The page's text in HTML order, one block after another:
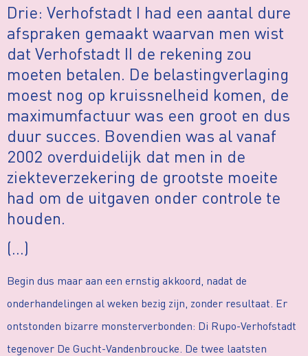
Drie: Verhofstadt I had een aantal dure
afspraken gemaakt waarvan men wist
dat Verhofstadt II de rekening zou
moeten betalen. De belastingverlaging
moest nog op kruissnelheid komen, de
maximumfactuur was een groot en dus
duur succes. Bovendien was al vanaf
2002 overduidelijk dat men in de
ziekteverzekering de grootste moeite
had om de uitgaven onder controle te
houden.
(…)
Begin dus maar aan een ernstig akkoord, nadat de
onderhandelingen al weken bezig zijn, zonder resultaat. Er
ontstonden bizarre monsterverbonden: Di Rupo-Verhofstadt
tegenover De Gucht-Vandenbroucke. De twee laatsten